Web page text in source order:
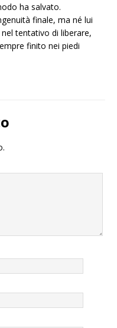
ha salvato.
finale, ma né lui
tentativo di liberare,
finito nei piedi